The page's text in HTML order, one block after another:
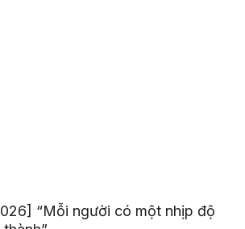
“Mỗi người có một nhịp độ